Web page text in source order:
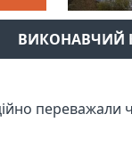
ВИКОНАВЧИЙ
переважали